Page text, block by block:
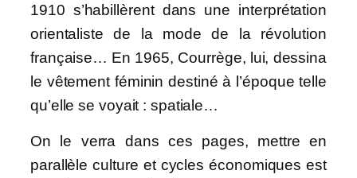
1910 s’habillèrent dans une interprétation
orientaliste de la mode de la révolution
française… En 1965, Courrège, lui, dessina
le vêtement féminin destiné à l’époque telle
qu’elle se voyait : spatiale…
On le verra dans ces pages, mettre en
parallèle culture et cycles économiques est